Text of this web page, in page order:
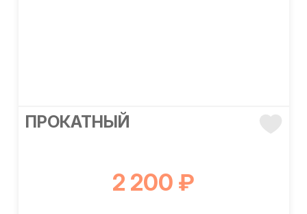
ПРОКАТНЫЙ
2 200 ₽